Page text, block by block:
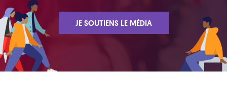
JE SOUTIENS LE MÉDIA